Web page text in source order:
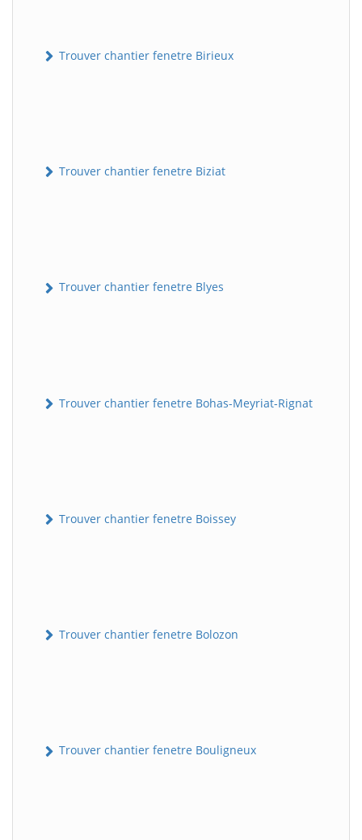
Trouver chantier fenetre Birieux
Trouver chantier fenetre Biziat
Trouver chantier fenetre Blyes
Trouver chantier fenetre Bohas-Meyriat-Rignat
Trouver chantier fenetre Boissey
Trouver chantier fenetre Bolozon
Trouver chantier fenetre Bouligneux